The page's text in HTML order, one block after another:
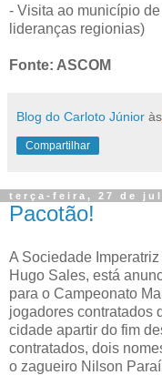
- Visita ao município
lideranças regionias)
Fonte: ASCOM
Blog do Carloto Júnior às
Compartilhar
terça-feira, 27 de
Pacotão!
A Sociedade
Hugo Sales, está
para o Campeonato
jogadores contratados
cidade apartir do fim
contratados, dois
o zagueiro Nilson